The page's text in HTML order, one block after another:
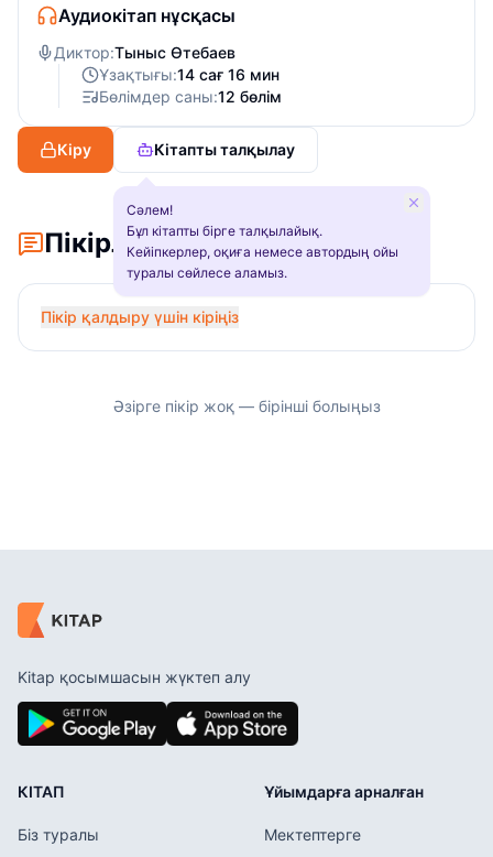
Аудиокітап нұсқасы
Диктор:Тыныс Өтебаев
Ұзақтығы:14 сағ 16 мин
Бөлімдер саны:12 бөлім
Кіру Кітапты талқылау
Сәлем!
Бұл кітапты бірге талқылайық.
Кейіпкерлер, оқиға немесе автордың ойы
туралы сөйлесе аламыз.
Пікірлер
Пікір қалдыру үшін кіріңіз
Әзірге пікір жоқ — бірінші болыңыз
Kitap қосымшасын жүктеп алу
КІТАП
Біз туралы
Ұйымдарға арналған
Мектептерге